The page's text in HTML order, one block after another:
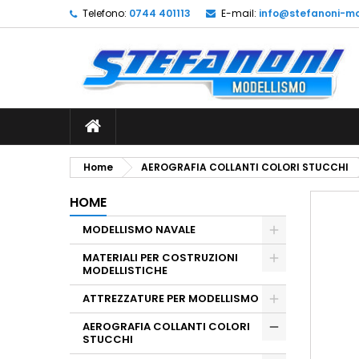
Telefono: 0744 401113 E-mail: info@stefanoni-
Home AEROGRAFIA COLLANTI COLORI STUCCHI
HOME
MODELLISMO NAVALE
MATERIALI PER COSTRUZIONI
MODELLISTICHE
ATTREZZATURE PER MODELLISMO
AEROGRAFIA COLLANTI COLORI
STUCCHI